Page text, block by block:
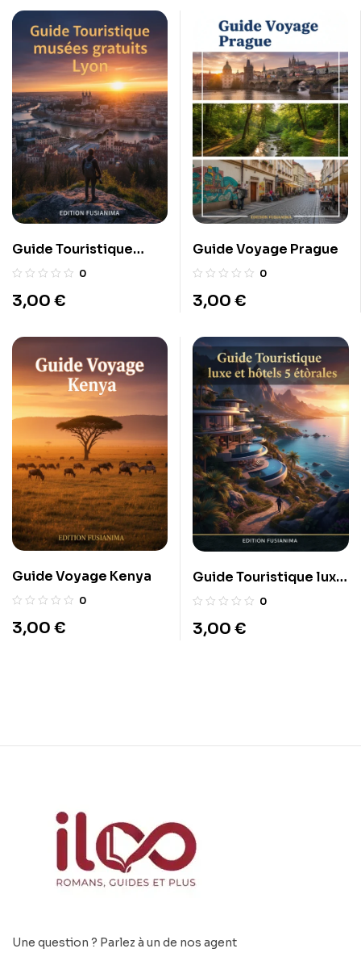
Guide Touristique
musées gratuits Lyon
0
3,00 €
Guide Voyage Prague
0
3,00 €
Guide Voyage Kenya
0
3,00 €
Guide Touristique luxe
et hôtels 5 étoiles
0
3,00 €
Une question ? Parlez à un de nos agent